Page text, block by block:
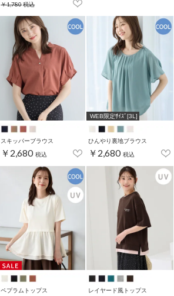
￥1,780税込
スキッパーブラウス
￥2,680 税込
WEB限定ｻｲｽﾞ[3L]
ひんやり裏地ブラウス
￥2,680 税込
ペプラムトップス レイヤード風トップス